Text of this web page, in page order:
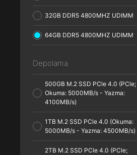
32GB DDR5 4800MHZ UDIMM
64GB DDR5 4800MHZ UDIMM
Depolama
500GB M.2 SSD PCle 4.0 (PCle;
Okuma: 5000MB/s - Yazma:
4100MB/s)
1TB M.2 SSD PCle 4.0 (Okuma:
5000MB/s - Yazma: 4500MB/s)
2TB M.2 SSD PCle 4.0 (PCle;